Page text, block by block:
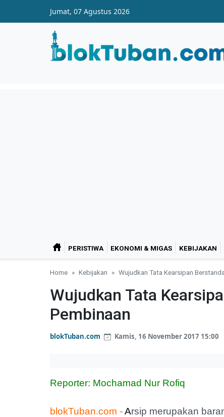
Jumat, 07 Agustus 2026
PERISTIWA EKONOMI & MIGAS KEBIJAKAN
Home Kebijakan Wujudkan Tata Kearsipan
Wujudkan Tata
Pembinaan
blokTuban.com Kamis, 16 November 2017 15:00
Reporter: Mochamad Nur Rofiq
blokTuban.com -Arsip merupakan